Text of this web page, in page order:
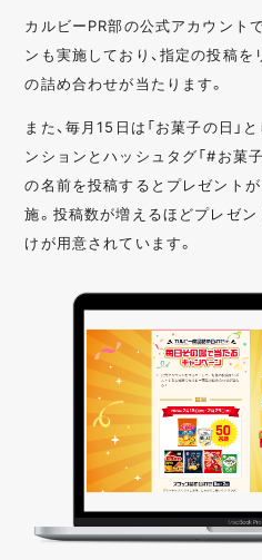
カルビーPR部の公式アカウント
ンも実施しており、指定の投稿
の詰め合わせが当たります。
また、毎月15日は「お菓子の日」
ンションとハッシュタグ「#お菓
の名前を投稿するとプレゼント
施。投稿数が増えるほどプレゼ
けが用意されています。